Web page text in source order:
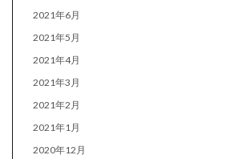
2021年6月
2021年5月
2021年4月
2021年3月
2021年2月
2021年1月
2020年12月